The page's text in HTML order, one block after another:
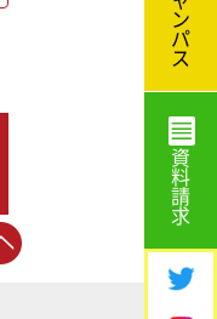
ン
パ
ス
資
料
請
求